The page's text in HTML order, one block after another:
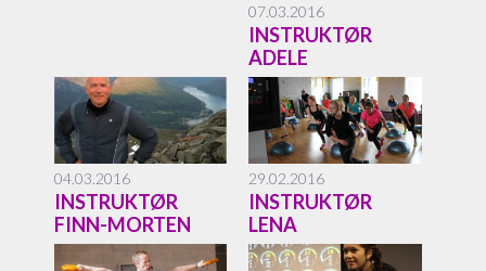
07.03.2016
INSTRUKTØR
ADELE
04.03.2016
INSTRUKTØR
FINN-MORTEN
29.02.2016
INSTRUKTØR
LENA